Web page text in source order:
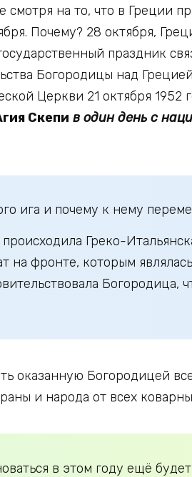
на то, что в Греции
Почему? 28 октября,
праздник
Богородицы над
Церкви 21 октября 1952
Скепи в один день с
ига и почему к нему
Греко-
на фронте, которым
Богородица,
оказанную Богородицей
и народа от всех
в этом году ещё